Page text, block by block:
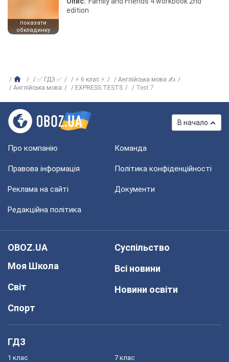
показати
обкладинку
edition
✅ ГДЗ ✅ ⚡ 6 клас ⚡
Англійська мова ✍
Англійська мова
EXPRESS TESTS Test 7
В начало
Про компанію Команда
Правова інформація Політика конфіденційності
Реклама на сайті Документи
Редакційна політика
OBOZ.UA
Моя Школа
Світ
Спорт
Суспільство
Всі новини
Новини освіти
ГДЗ
1 клас 7 клас